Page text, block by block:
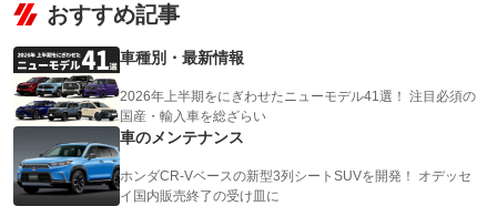
おすすめ記事
車種別・最新情報
2026年上半期をにぎわせたニューモデル41選！ 注目必須の
国産・輸入車を総ざらい
車のメンテナンス
ホンダCR-Vベースの新型3列シートSUVを開発！ オデッセ
イ国内販売終了の受け皿に